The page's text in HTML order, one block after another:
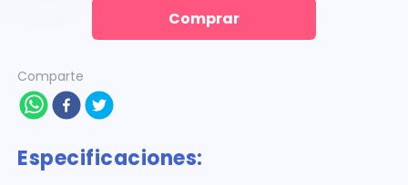
Comprar
Comparte
Especificaciones: